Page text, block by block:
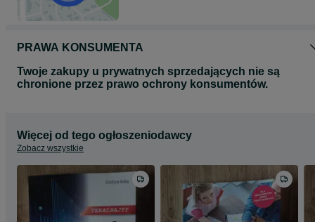
PRAWA KONSUMENTA
Twoje zakupy u prywatnych sprzedających nie są
chronione przez prawo ochrony konsumentów.
Więcej od tego ogłoszeniodawcy
Zobacz wszystkie